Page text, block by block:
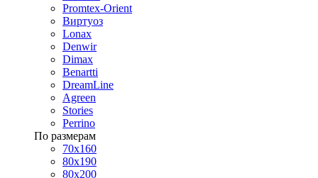
Promtex-Orient
Виртуоз
Lonax
Denwir
Dimax
Benartti
DreamLine
Agreen
Stories
Perrino
По размерам
70х160
80х190
80х200